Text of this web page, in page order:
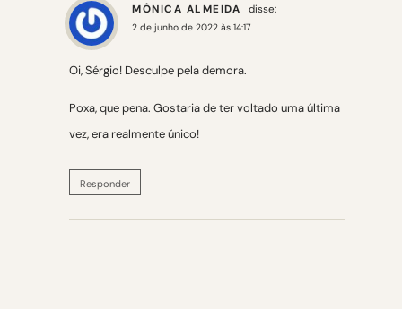
MÔNICA ALMEIDA disse:
2 de junho de 2022 às 14:17
Oi, Sérgio! Desculpe pela demora.
Poxa, que pena. Gostaria de ter voltado uma última
vez, era realmente único!
Responder